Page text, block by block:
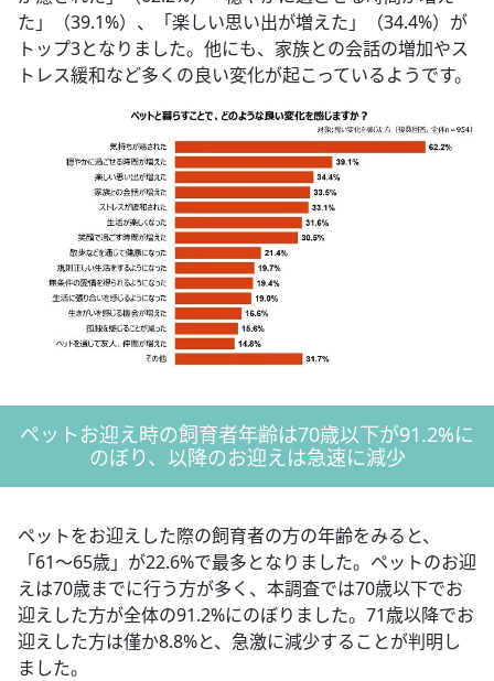
た」（39.1%）、「楽しい思い出が増えた」（34.4%）が
トップ3となりました。他にも、家族との会話の増加やス
トレス緩和など多くの良い変化が起こっているようです。
ペットお迎え時の飼育者年齢は70歳以下が91.2%に
のぼり、以降のお迎えは急速に減少
ペットをお迎えした際の飼育者の方の年齢をみると、
「61～65歳」が22.6%で最多となりました。ペットのお迎
えは70歳までに行う方が多く、本調査では70歳以下でお
迎えした方が全体の91.2%にのぼりました。71歳以降でお
迎えした方は僅か8.8%と、急激に減少することが判明し
ました。